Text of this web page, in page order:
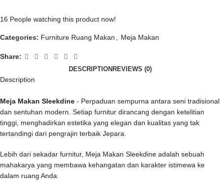
16 People watching this product now!
Categories: Furniture Ruang Makan Meja Makan
Share:
DESCRIPTIONREVIEWS (0)
Description
Meja Makan Sleekdine - Perpaduan sempurna antara seni tradisional
dan sentuhan modern. Setiap furnitur dirancang dengan ketelitian
tinggi, menghadirkan estetika yang elegan dan kualitas yang tak
tertandingi dari pengrajin terbaik Jepara.
Lebih dari sekadar furnitur, Meja Makan Sleekdine adalah sebuah
mahakarya yang membawa kehangatan dan karakter istimewa ke
dalam ruang Anda.